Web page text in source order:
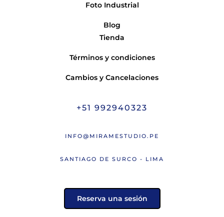
Foto Industrial
Blog
Tienda
Términos y condiciones
Cambios y Cancelaciones
+51 992940323
INFO@MIRAMESTUDIO.PE
SANTIAGO DE SURCO - LIMA
Reserva una sesión